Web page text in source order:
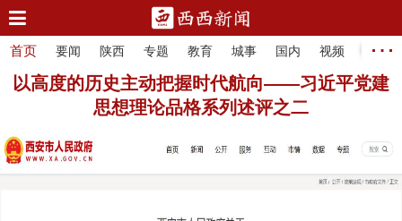
…
首页 要闻 陕西 专题 教育 城事 国内 视频 法治
以高度的历史主动把握时代航向——习近平党建
思想理论品格系列述评之二